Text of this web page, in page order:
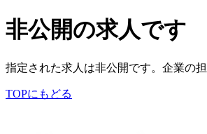
非公開の求人です
指定された求人は非公開です。企業の
TOPにもどる